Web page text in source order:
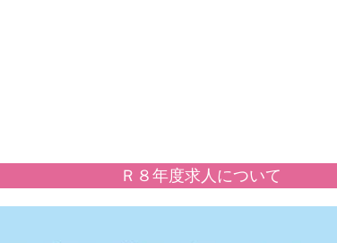
Ｒ８年度求人について